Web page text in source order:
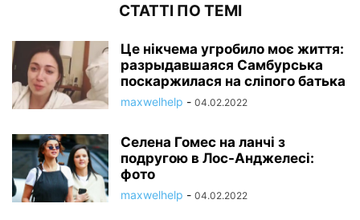
СТАТТІ ПО ТЕМІ
Це нікчема угробило моє життя:
разрыдавшаяся Самбурська
поскаржилася на сліпого батька
maxwelhelp - 04.02.2022
Селена Гомес на ланчі з
подругою в Лос-Анджелесі:
фото
maxwelhelp - 04.02.2022